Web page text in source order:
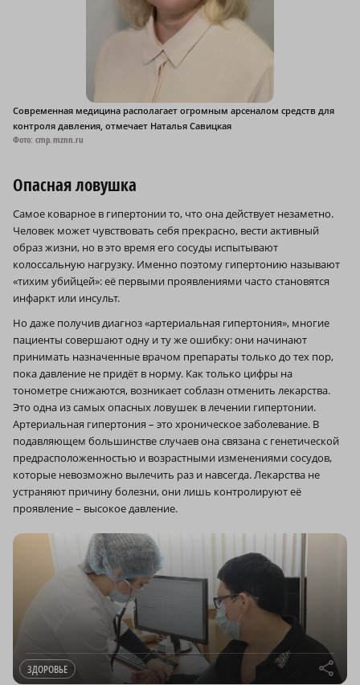
Современная медицина располагает огромным арсеналом средств для
контроля давления, отмечает Наталья Савицкая
Фото: cmp.mznn.ru
Опасная ловушка
Самое коварное в гипертонии то, что она действует незаметно.
Человек может чувствовать себя прекрасно, вести активный
образ жизни, но в это время его сосуды испытывают
колоссальную нагрузку. Именно поэтому гипертонию называют
«тихим убийцей»: её первыми проявлениями часто становятся
инфаркт или инсульт.
Но даже получив диагноз «артериальная гипертония», многие
пациенты совершают одну и ту же ошибку: они начинают
принимать назначенные врачом препараты только до тех пор,
пока давление не придёт в норму. Как только цифры на
тонометре снижаются, возникает соблазн отменить лекарства.
Это одна из самых опасных ловушек в лечении гипертонии.
Артериальная гипертония – это хроническое заболевание. В
подавляющем большинстве случаев она связана с генетической
предрасположенностью и возрастными изменениями сосудов,
которые невозможно вылечить раз и навсегда. Лекарства не
устраняют причину болезни, они лишь контролируют её
проявление – высокое давление.
ЗДОРОВЬЕ r